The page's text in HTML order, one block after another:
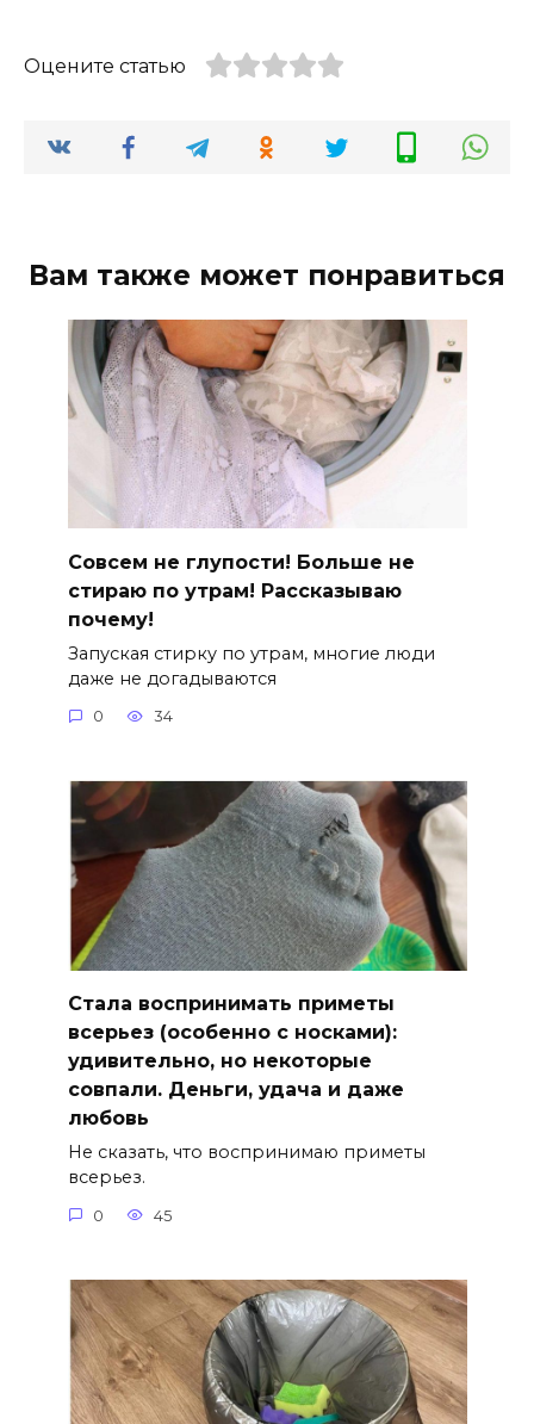
Оцените статью
Вам также может понравиться
Совсем не глупости! Больше не
стираю по утрам! Рассказываю
почему!
Запуская стирку по утрам, многие люди
даже не догадываются
0 34
Стала воспринимать приметы
всерьез (особенно с носками):
удивительно, но некоторые
совпали. Деньги, удача и даже
любовь
Не сказать, что воспринимаю приметы
всерьез.
0 45